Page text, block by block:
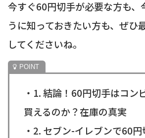
今すぐ60円切手が必要な方も、
うに知っておきたい方も、ぜひ
してくださいね。
・1. 結論！60円切手はコン
買えるのか？在庫の真実
・2. セブン-イレブンで60円